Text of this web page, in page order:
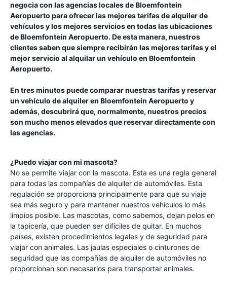
negocia con las agencias locales deBloemfontein
Aeropuerto para ofrecer las mejores tarifas de alquiler de
vehículos y los mejores servicios en todas las ubicaciones
deBloemfontein Aeropuerto. De esta manera, nuestros
clientes saben que siempre recibirán las mejores tarifas y el
mejor servicio al alquilar un vehículo en Bloemfontein
Aeropuerto.
En tres minutos puede comparar nuestras tarifas y reservar
un vehículo de alquiler en Bloemfontein Aeropuerto y
además, descubrirá que, normalmente, nuestros precios
son mucho menos elevados que reservar directamente con
las agencias.
¿Puedo viajar con mi mascota?
No se permite viajar con la mascota. Esta es una regla general
para todas las compañías de alquiler de automóviles. Esta
regulación se proporciona principalmente para que su viaje
sea más seguro y para mantener nuestros vehículos lo más
limpios posible. Las mascotas, como sabemos, dejan pelos en
la tapicería, que pueden ser difíciles de quitar. En muchos
países, existen procedimientos legales y de seguridad para
viajar con animales. Las jaulas especiales o cinturones de
seguridad que las compañías de alquiler de automóviles no
proporcionan son necesarios para transportar animales.